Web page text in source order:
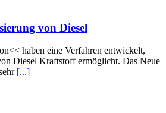
von Diesel
haben eine Verfahren entwickelt,
Diesel Kraftstoff ermöglicht. Das Neue
[...]